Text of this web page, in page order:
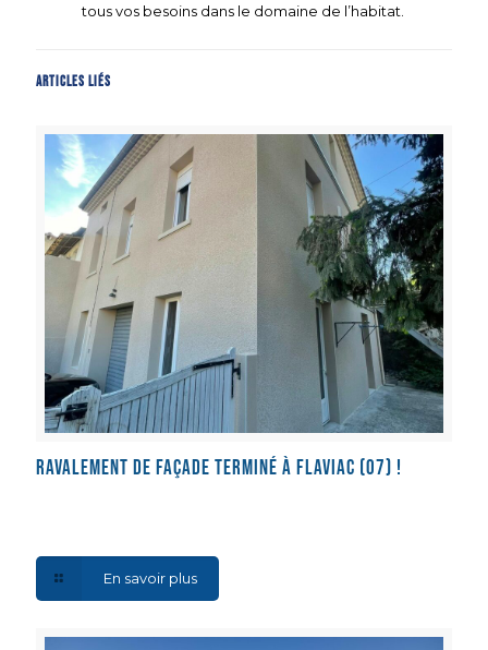
tous vos besoins dans le domaine de l’habitat.
Articles liés
Ravalement de façade terminé à Flaviac (07) !
En savoir plus